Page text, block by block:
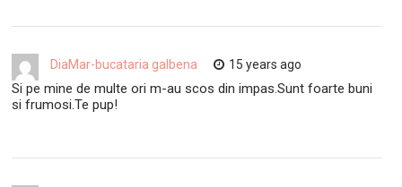
DiaMar-bucataria galbena 15 years ago
Si pe mine de multe ori m-au scos din impas.Sunt foarte buni
si frumosi.Te pup!